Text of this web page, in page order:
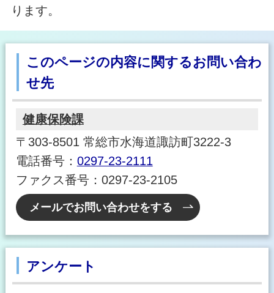
ります。
このページの内容に関するお問い合わ
せ先
健康保険課
〒303-8501 常総市水海道諏訪町3222-3
電話番号： 0297-23-2111
ファクス番号：0297-23-2105
メールでお問い合わせをする
アンケート